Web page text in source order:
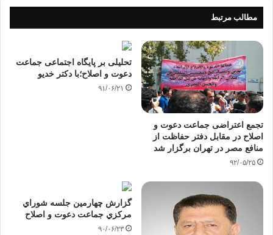
وی ضمن اشاره به گزارش مسئول هیئت اجرایی استان افزود: کاری
که شما عزیزان انجام داده‌اید، ثمره‌ی ایمان و علمی است که در این
زمینه داشته‌اید.
استاد محمدعلی آریانژاد عضو شورای مرکزی جماعت، طی
سخنانی درباره‌ی ویژگی‌های جماعت دعوت و اصلاح ایران، گفت:
ادعا می‌کنیم جماعتی هستیم که وظیفه‌ی خود دانسته و می‌داند که
تربیتی و علمی فعال باشد.»
مطالب مرتبط
تجمع اعتراضی جماعت دعوت و
اصلاح در مقابل دفتر حفاظت از
منافع مصر در تهران برگزار ‌شد
۹۲/۰۵/۲۵
تحلیلی بر پایگاه اجتماعی جماعت
دعوت و اصلاح؛با دکتر خدیو
۹۱/۰۶/۲۱
گزارش چهارمين جلسه شوراي
مركزي جماعت دعوت و اصلاح
۹۰/۰۶/۲۳